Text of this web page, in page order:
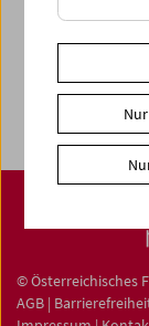
Gästebuch
Jobs
© Österreichisches
AGB |